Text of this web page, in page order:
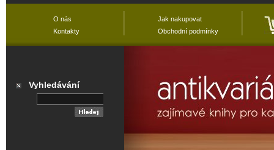
O nás
Kontakty
Jak nakupovat
Obchodní podmínky
Vyhledávání